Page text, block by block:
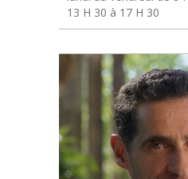
13 H 30 à 17 H 30